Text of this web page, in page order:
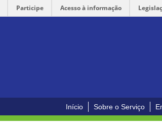
Participe Acesso à informação
Início Sobre o Serviço